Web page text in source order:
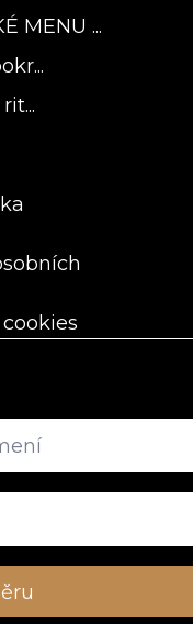
MENU ...